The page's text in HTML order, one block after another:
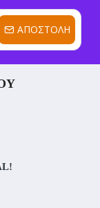
ΑΠΟΣΤΟΛΉ